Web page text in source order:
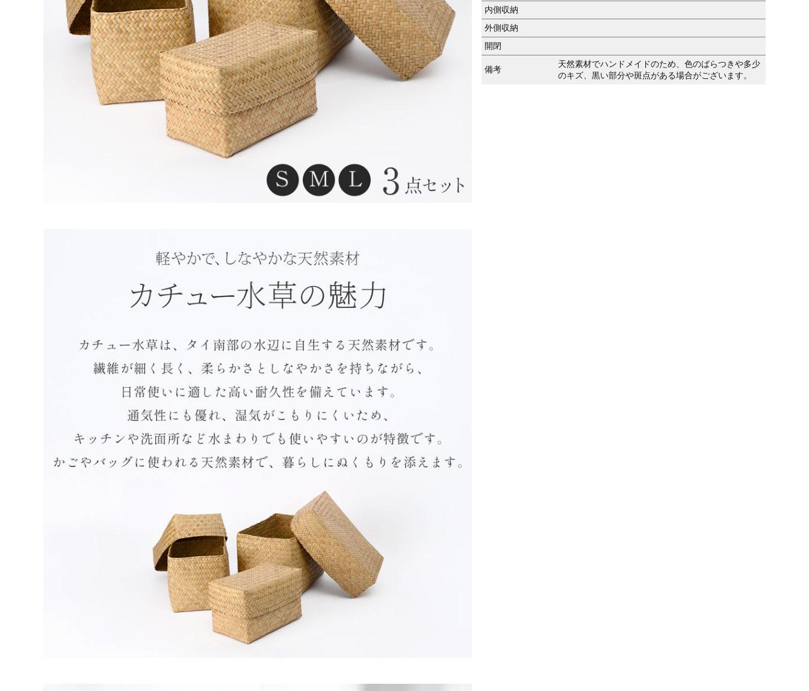
内側収納
外側収納
開閉
備考
天然素材でハンドメイドのため、色のばらつきや多少
のキズ、黒い部分や斑点がある場合がございます。